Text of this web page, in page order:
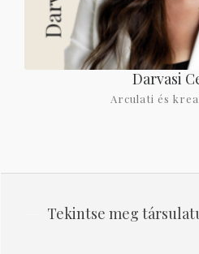
Darvasi
Arculati és
Tekintse meg